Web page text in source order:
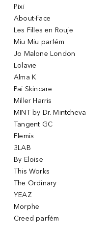
Pixi
About-Face
Les Filles en Rouje
Miu Miu parfém
Jo Malone London
Lolavie
Alma K
Pai Skincare
Miller Harris
MINT by Dr. Mintcheva
Tangent GC
Elemis
3LAB
By Eloise
This Works
The Ordinary
YEAZ
Morphe
Creed parfém